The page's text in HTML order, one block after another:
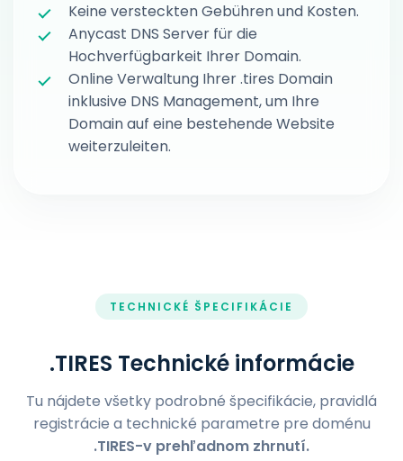
Keine versteckten Gebühren und Kosten.
Anycast DNS Server für die
Hochverfügbarkeit Ihrer Domain.
Online Verwaltung Ihrer .tires Domain
inklusive DNS Management, um Ihre
Domain auf eine bestehende Website
weiterzuleiten.
TECHNICKÉ ŠPECIFIKÁCIE
.TIRES Technické informácie
Tu nájdete všetky podrobné špecifikácie, pravidlá
registrácie a technické parametre pre doménu
.TIRES-v prehľadnom zhrnutí.